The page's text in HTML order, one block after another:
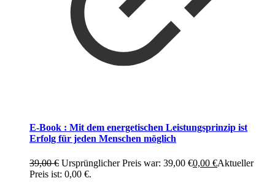
E-Book : Mit dem energetischen Leistungsprinzip ist
Erfolg für jeden Menschen möglich
39,00€ Ursprünglicher Preis war: 39,00 €0,00 €Aktueller
Preis ist: 0,00 €.